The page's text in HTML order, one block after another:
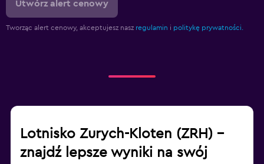
Utwórz alert cenowy
Tworząc alert cenowy, akceptujesz nasz regulamin i politykę prywatności.
Lotnisko Zurych-Kloten (ZRH) –
znajdź lepsze wyniki na swój